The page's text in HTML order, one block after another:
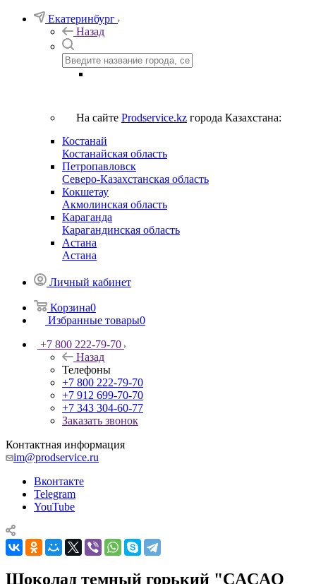
Екатеринбург
Назад
На сайте Prodservice.kz города Казахстана:
Костанай
Костанайская область
Петропавловск
Северо-Казахстанская область
Кокшетау
Акмолинская область
Караганда
Карагандинская область
Астана
Астана
Личный кабинет
Корзина0
Избранные товары0
+7 800 222-79-70
Назад
Телефоны
+7 800 222-79-70
+7 912 699-70-70
+7 343 304-60-77
Заказать звонок
Контактная информация
im@prodservice.ru
Вконтакте
Telegram
YouTube
Шоколад темный горький "CACAO